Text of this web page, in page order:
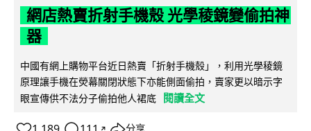
網店熱賣折射手機殼 光學稜鏡變偷拍神
器
中國有網上購物平台近日熱賣「折射手機殼」，利用光學稜鏡
原理讓手機在熒幕關閉狀態下亦能側面偷拍，賣家更以暗示字
眼宣傳供不法分子偷拍他人裙底 閱讀全文
↗